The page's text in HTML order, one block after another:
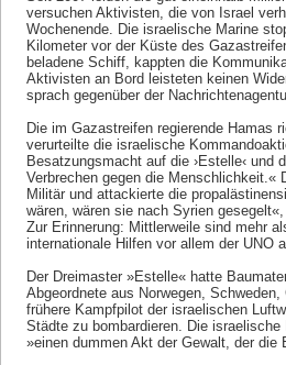
versuchen Aktivisten, die von Israel
Wochenende. Die israelische Marine
Kilometer vor der Küste des
beladene Schiff, kappten die
Aktivisten an Bord leisteten keinen
sprach gegenüber der
Die im Gazastreifen regierende Hamas
verurteilte die israelische
Besatzungsmacht auf die ›Estelle‹ und
Verbrechen gegen die Menschlichkeit.«
Militär und attackierte die
wären, wären sie nach Syrien
Zur Erinnerung: Mittlerweile sind mehr
internationale Hilfen vor allem der UNO
Der Dreimaster »Estelle« hatte
Abgeordnete aus Norwegen,
frühere Kampfpilot der israelischen
Städte zu bombardieren. Die
»einen dummen Akt der Gewalt, der